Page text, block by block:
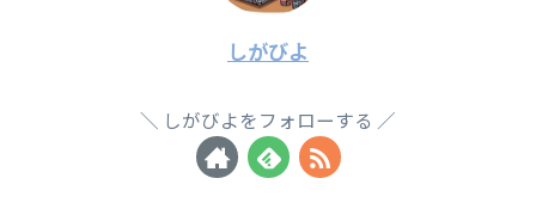
しがびよ
しがびよをフォローする